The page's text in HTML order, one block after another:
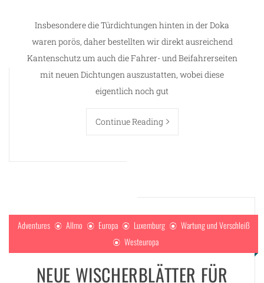
Insbesondere die Türdichtungen hinten in der Doka
waren porös, daher bestellten wir direkt ausreichend
Kantenschutz um auch die Fahrer- und Beifahrerseiten
mit neuen Dichtungen auszustatten, wobei diese
eigentlich noch gut
Continue Reading
Adventures Allmo Europa Luxemburg
Wartung und Verschleiß
Westeuropa
NEUE WISCHERBLÄTTER FÜR